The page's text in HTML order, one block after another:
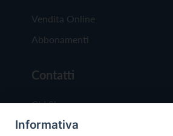
Vendita Online
Abbonamenti
Contatti
Chi Siamo
Redazione
Informativa